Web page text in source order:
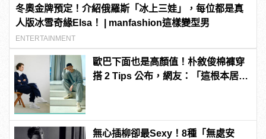
冬奧金牌預定！介紹俄羅斯「冰上三娃」，每位都是真
人版冰雪奇緣Elsa！ | manfashion這樣變型男
ENTERTAINMENT
歐巴下面也是高顏值！朴敘俊棉褲穿
搭 2 Tips 公布，網友：「這根本居家
無心插柳卻最Sexy！8種「無處安